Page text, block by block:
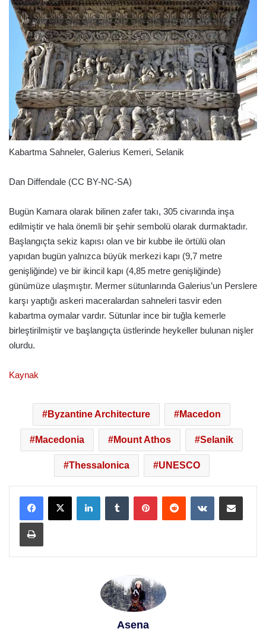
Kabartma Sahneler, Galerius Kemeri, Selanik
Dan Diffendale (CC BY-NC-SA)
Bugün Kamara olarak bilinen zafer takı, 305 civarında inşa
edilmiştir ve hala önemli bir şehir sembolü olarak durmaktadır.
Başlangıçta sekiz kapısı olan ve bir kubbe ile örtülü olan
yapıdan bugün yalnızca büyük merkezi kapı (9,7 metre
genişliğinde) ve bir ikincil kapı (4,85 metre genişliğinde)
günümüze ulaşmıştır. Mermer sütunlarında Galerius’un Perslere
karşı yaptığı askeri maceralardan sahneleri tasvir eden
kabartma oymalar vardır. Sütunlar ince bir tuğla kemerle
birleştirilmiştir ve başlangıçta üstlerinde heykeller bulunan nişler
olurdu.
Kaynak
Byzantine Architecture Macedon
Macedonia Mount Athos Selanik
Thessalonica UNESCO
Asena